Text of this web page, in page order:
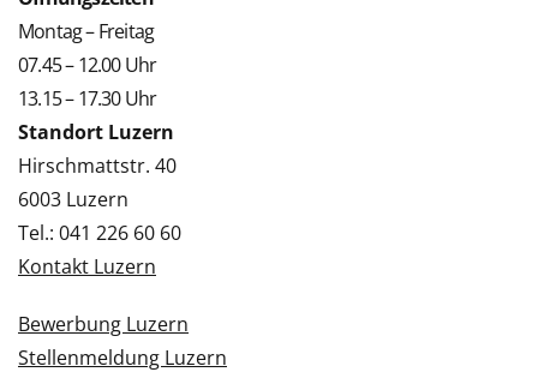
Montag – Freitag
07.45 – 12.00 Uhr
13.15 – 17.30 Uhr
Standort Luzern
Hirschmattstr. 40
6003 Luzern
Tel.: 041 226 60 60
Kontakt Luzern
Bewerbung Luzern
Stellenmeldung Luzern